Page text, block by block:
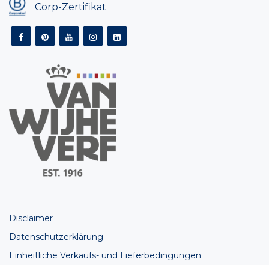
Corp-Zertifikat
Disclaimer
Datenschutzerklärung
Einheitliche Verkaufs- und Lieferbedingungen